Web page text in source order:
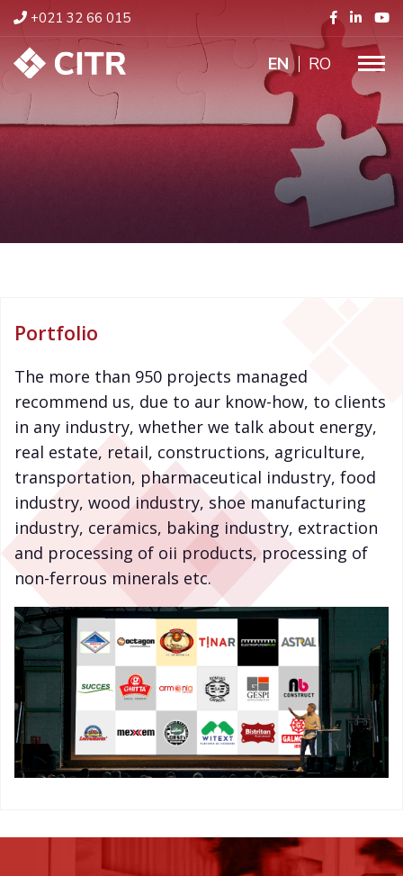
+021 32 66 015
ENGLISH
RO
Portfolio
The more than 950 projects managed
recommend us, due to aur know-how, to clients
in any industry, whether we talk about energy,
real estate, retail, constructions, agriculture,
transportation, pharmaceutical industry, food
industry, wood industry, shoe manufacturing
industry, ceramics, baking industry, extraction
and processing of oii products, processing of
non-ferrous minerals etc.